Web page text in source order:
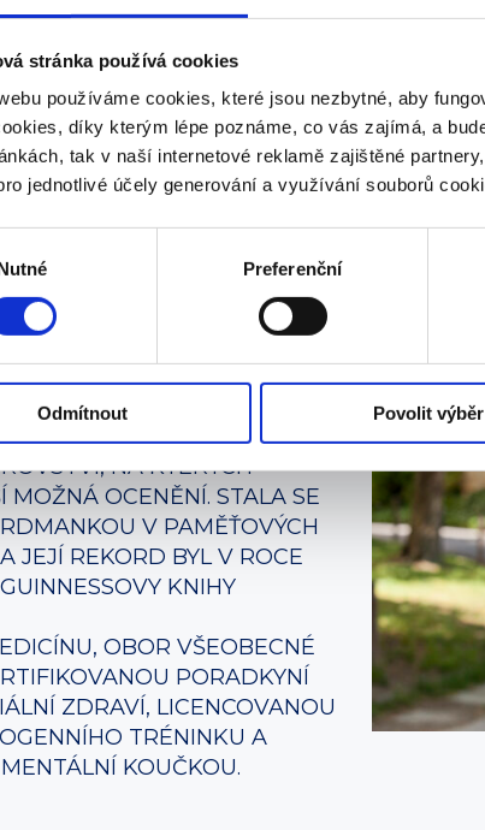
stránka používá cookies
používáme cookies, které jsou nezbytné, aby
díky kterým lépe poznáme, co vás zajímá, a
tak v naší internetové reklamě zajištěné
jednotlivé účely generování a využívání souborů
Preferenční
Odmítnout Povolit výběr
třináct, pak jsem se zlepšila na čtrnáct.
jen, nervozita na pódiu pracuje. Ale
platí?
překonán. Takže možná nová výzva pro
PAMĚŤ, ČLENKA
MISTRYNĚ SVĚTA
MISTRYNĚ ČR
ZÚČASTNILA SE
PAMĚŤOVÝCH SOUTĚŽÍ A
NA KTERÝCH
MOŽNÁ OCENĚNÍ. STALA SE
V PAMĚŤOVÝCH
JEJÍ REKORD BYL V ROCE
KNIHY
OBOR VŠEOBECNÉ
PORADKYNÍ
ZDRAVÍ, LICENCOVANOU
TRÉNINKU A
KOUČKOU.